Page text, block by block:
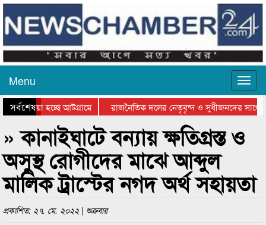
Menu
সর্বশেষ
যাওয়া হচ্ছে আটগ্রামে
রাজনৈতিক দলের নেতৃবৃন্দ ও সুধীজনদের সাথে
পুরস্কার বিতরণ সম্পন্ন
সিলেটে বাংলাদেশ গ্রুপ থিয়েটার
» কানাইঘাটে বন্যায় ক্ষতিগ্রস্ত ও
অসুস্থ রোগীদের মাঝে আব্দুল
মালিক ট্রাস্টের নগদ অর্থ সহায়তা
প্রকাশিত: ২৭. মে. ২০২২ | শুক্রবার